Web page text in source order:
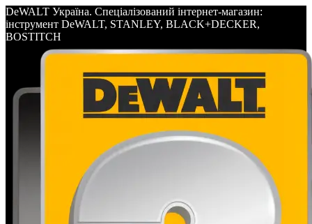
DeWALT Україна. Спеціалізований інтернет-магазин:
інструмент DeWALT, STANLEY, BLACK+DECKER,
BOSTITCH